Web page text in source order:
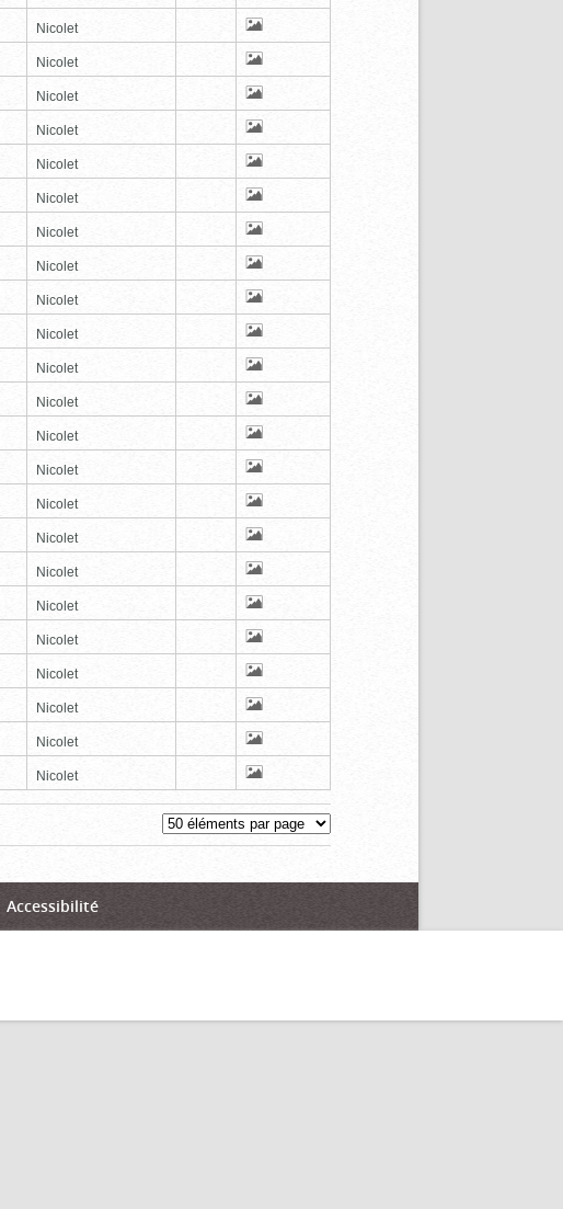
Nicolet
Nicolet
Nicolet
Nicolet
Nicolet
Nicolet
Nicolet
Nicolet
Nicolet
Nicolet
Nicolet
Nicolet
Nicolet
Nicolet
Nicolet
Nicolet
Nicolet
Nicolet
Nicolet
Nicolet
Nicolet
Nicolet
Nicolet
Accessibilité